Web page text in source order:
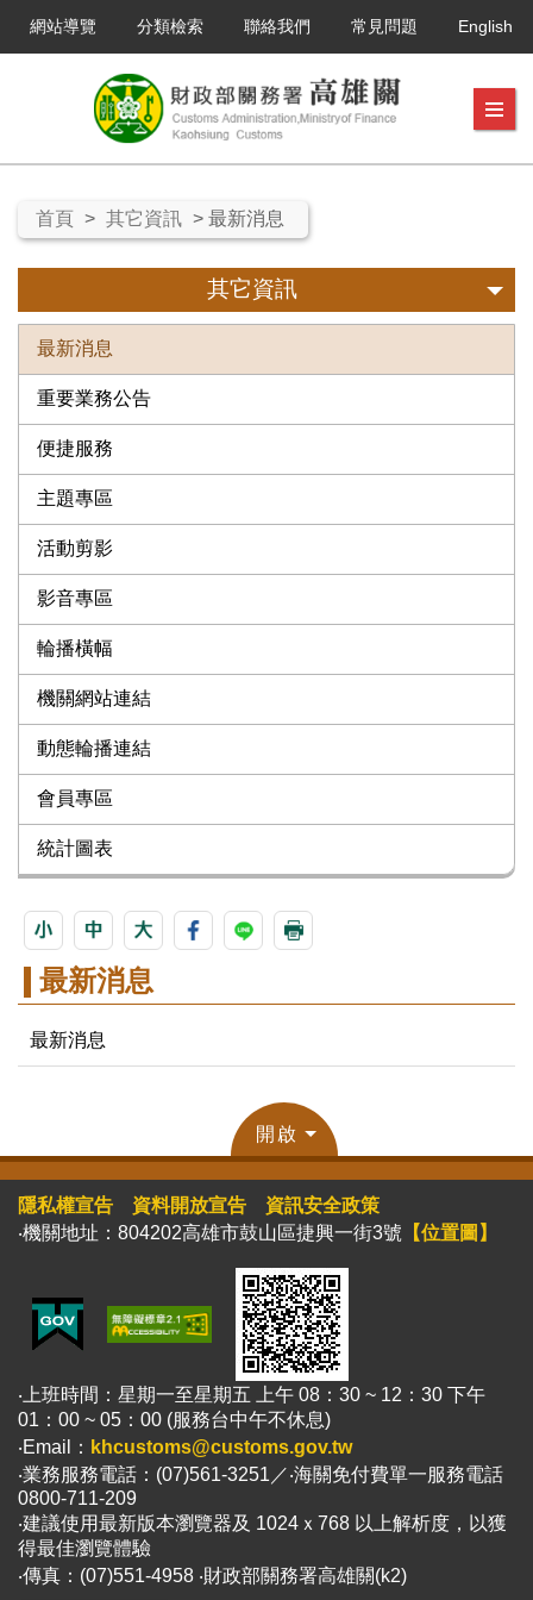
網站導覽 分類檢索 聯絡我們 常見問題 English
首頁 > 其它資訊 > 最新消息
其它資訊
最新消息
重要業務公告
便捷服務
主題專區
活動剪影
影音專區
輪播橫幅
機關網站連結
動態輪播連結
會員專區
統計圖表
最新消息
最新消息
開啟
隱私權宣告 資料開放宣告
資訊安全政策
‧機關地址：804202高雄市鼓山區捷興一街3號 【位置圖】
‧上班時間：星期一至星期五 上午 08：30 ~ 12：30 下午
01：00 ~ 05：00 (服務台中午不休息)
‧Email： khcustoms@customs.gov.tw
‧業務服務電話：(07)561-3251／‧海關免付費單一服務電話
0800-711-209
‧建議使用最新版本瀏覽器及 1024ｘ768 以上解析度，以獲
得最佳瀏覽體驗
‧傳真：(07)551-4958 ‧財政部關務署高雄關(k2)